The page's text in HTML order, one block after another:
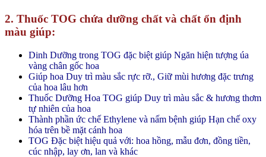
2. Thuốc TOG chứa dưỡng chất và chất ổn định
màu giúp:
Dinh Dưỡng trong TOG đặc biệt giúp Ngăn hiện tượng úa
vàng chân gốc hoa
Giúp hoa Duy trì màu sắc rực rỡ., Giữ mùi hương đặc trưng
của hoa lâu hơn
Thuốc Dưỡng Hoa TOG giúp Duy trì màu sắc & hương thơm
tự nhiên của hoa
Thành phần ức chế Ethylene và nấm bệnh giúp Hạn chế oxy
hóa trên bề mặt cánh hoa
TOG Đặc biệt hiệu quả với: hoa hồng, mẫu đơn, đồng tiền,
cúc nhập, lay ơn, lan và khác